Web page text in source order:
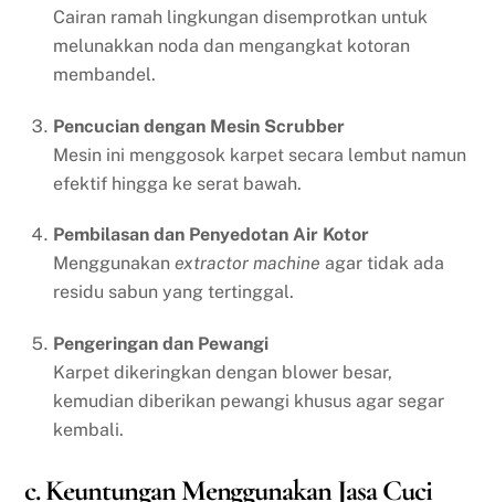
Cairan ramah lingkungan disemprotkan untuk
melunakkan noda dan mengangkat kotoran
membandel.
Pencucian dengan Mesin Scrubber
Mesin ini menggosok karpet secara lembut namun
efektif hingga ke serat bawah.
Pembilasan dan Penyedotan Air Kotor
Menggunakan extractor machine agar tidak ada
residu sabun yang tertinggal.
Pengeringan dan Pewangi
Karpet dikeringkan dengan blower besar,
kemudian diberikan pewangi khusus agar segar
kembali.
c. Keuntungan Menggunakan Jasa Cuci